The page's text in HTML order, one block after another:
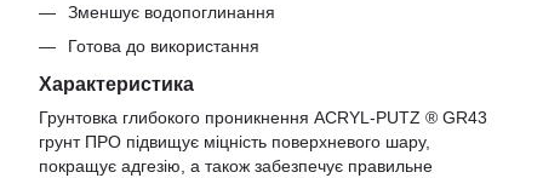
Зменшує водопоглинання
Готова до використання
Характеристика
Грунтовка глибокого проникнення ACRYL-PUTZ ® GR43
грунт ПРО підвищує міцність поверхневого шару,
покращує адгезію, а також забезпечує правильне